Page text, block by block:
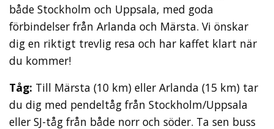
både Stockholm och Uppsala, med goda
förbindelser från Arlanda och Märsta. Vi önskar
dig en riktigt trevlig resa och har kaffet klart när
du kommer!
Tåg: Till Märsta (10 km) eller Arlanda (15 km) tar
du dig med pendeltåg från Stockholm/Uppsala
eller SJ-tåg från både norr och söder. Ta sen buss